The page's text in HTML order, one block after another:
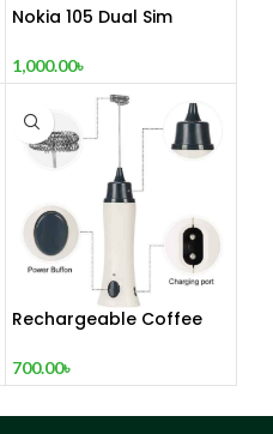
Nokia 105 Dual Sim
1,000.00৳
Rechargeable Coffee
Foamer.
700.00৳